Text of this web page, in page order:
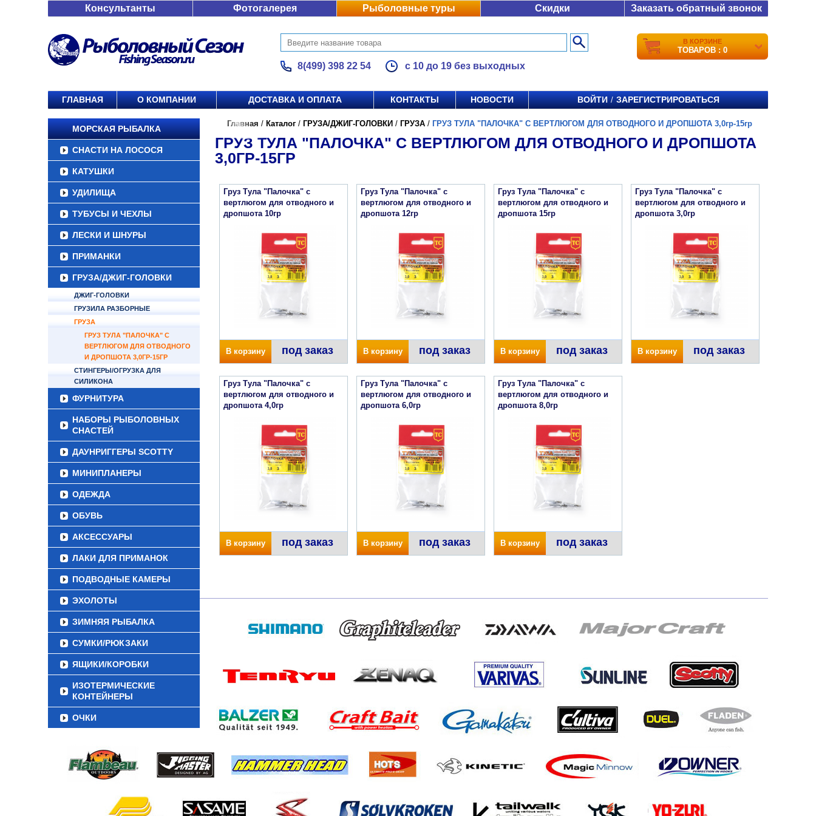
Консультанты Фотогалерея Рыболовные туры Скидки Заказать обратный звонок
8(499) 398 22 54 с 10 до 19 без выходных
В КОРЗИНЕ
ТОВАРОВ : 0
ГЛАВНАЯ О КОМПАНИИ ДОСТАВКА И ОПЛАТА КОНТАКТЫ НОВОСТИ ВОЙТИ / ЗАРЕГИСТРИРОВАТЬСЯ
МОРСКАЯ РЫБАЛКА
СНАСТИ НА ЛОСОСЯ
КАТУШКИ
УДИЛИЩА
ТУБУСЫ И ЧЕХЛЫ
ЛЕСКИ И ШНУРЫ
ПРИМАНКИ
ГРУЗА/ДЖИГ-ГОЛОВКИ
ДЖИГ-ГОЛОВКИ
ГРУЗИЛА РАЗБОРНЫЕ
ГРУЗА
ГРУЗ ТУЛА "ПАЛОЧКА" С
ВЕРТЛЮГОМ ДЛЯ ОТВОДНОГО
И ДРОПШОТА 3,0ГР-15ГР
СТИНГЕРЫ/ОГРУЗКА ДЛЯ
СИЛИКОНА
ФУРНИТУРА
НАБОРЫ РЫБОЛОВНЫХ
СНАСТЕЙ
ДАУНРИГГЕРЫ SCOTTY
МИНИПЛАНЕРЫ
ОДЕЖДА
ОБУВЬ
АКСЕССУАРЫ
ЛАКИ ДЛЯ ПРИМАНОК
ПОДВОДНЫЕ КАМЕРЫ
ЭХОЛОТЫ
ЗИМНЯЯ РЫБАЛКА
СУМКИ/РЮКЗАКИ
ЯЩИКИ/КОРОБКИ
ИЗОТЕРМИЧЕСКИЕ
КОНТЕЙНЕРЫ
ОЧКИ
Главная / Каталог / ГРУЗА/ДЖИГ-ГОЛОВКИ / ГРУЗА / ГРУЗ ТУЛА "ПАЛОЧКА" С ВЕРТЛЮГОМ ДЛЯ ОТВОДНОГО И ДРОПШОТА 3,0гр-15гр
ГРУЗ ТУЛА "ПАЛОЧКА" С ВЕРТЛЮГОМ ДЛЯ ОТВОДНОГО И ДРОПШОТА
3,0ГР-15ГР
Груз Тула "Палочка" с
вертлюгом для отводного и
дропшота 10гр
В корзину под заказ
Груз Тула "Палочка" с
вертлюгом для отводного и
дропшота 12гр
В корзину под заказ
Груз Тула "Палочка" с
вертлюгом для отводного и
дропшота 15гр
В корзину под заказ
Груз Тула "Палочка" с
вертлюгом для отводного и
дропшота 3,0гр
В корзину под заказ
Груз Тула "Палочка" с
вертлюгом для отводного и
дропшота 4,0гр
В корзину под заказ
Груз Тула "Палочка" с
вертлюгом для отводного и
дропшота 6,0гр
В корзину под заказ
Груз Тула "Палочка" с
вертлюгом для отводного и
дропшота 8,0гр
В корзину под заказ